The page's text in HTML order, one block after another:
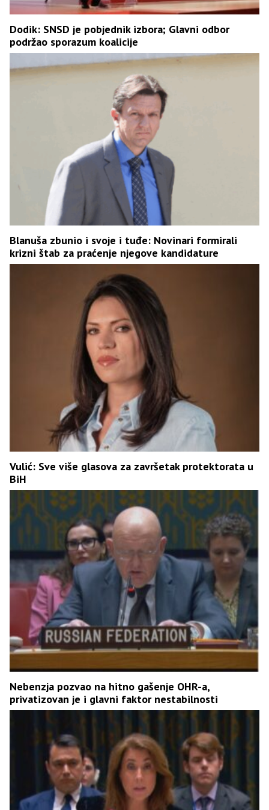
Dodik: SNSD je pobjednik izbora; Glavni odbor
podržao sporazum koalicije
Blanuša zbunio i svoje i tuđe: Novinari formirali
krizni štab za praćenje njegove kandidature
Vulić: Sve više glasova za završetak protektorata u
BiH
Nebenzja pozvao na hitno gašenje OHR-a,
privatizovan je i glavni faktor nestabilnosti